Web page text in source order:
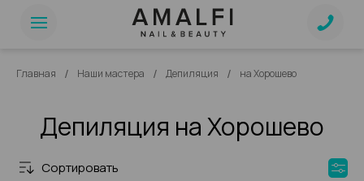
Главная / Наши мастера / Депиляция / на Хорошево
Депиляция на Хорошево
Сортировать